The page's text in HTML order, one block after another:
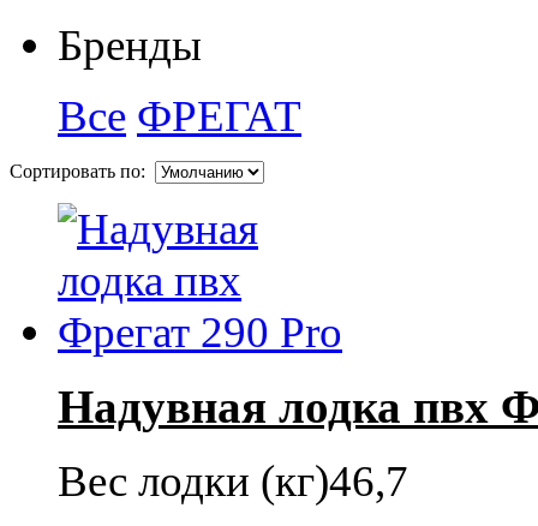
Бренды
Все ФРЕГАТ
Сортировать по:
Надувная лодка пвх
Вес лодки (кг)46,7